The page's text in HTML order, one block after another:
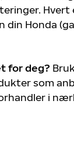
Hvert
din Honda
for deg?
som
i